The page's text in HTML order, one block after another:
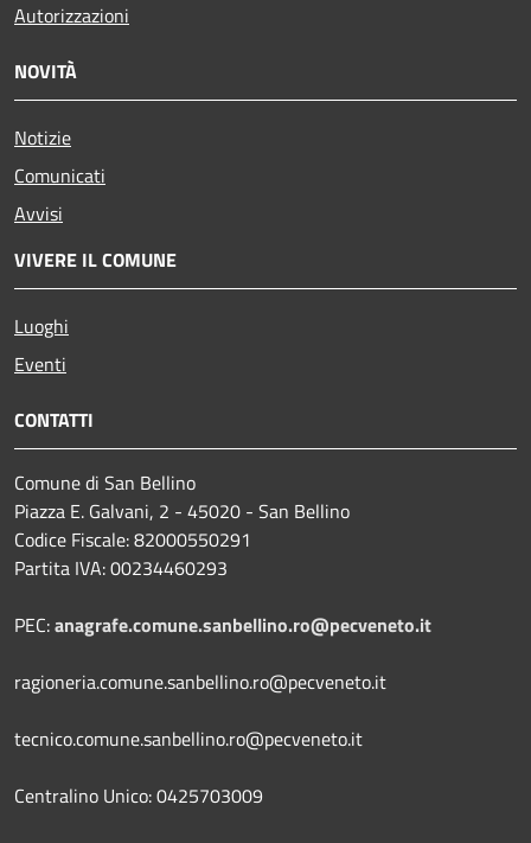
Autorizzazioni
NOVITÀ
Notizie
Comunicati
Avvisi
VIVERE IL COMUNE
Luoghi
Eventi
CONTATTI
Comune di San Bellino
Piazza E. Galvani, 2 - 45020 - San Bellino
Codice Fiscale: 82000550291
Partita IVA: 00234460293
PEC:anagrafe.comune.sanbellino.ro@pecveneto.it
ragioneria.comune.sanbellino.ro@pecveneto.it
tecnico.comune.sanbellino.ro@pecveneto.it
Centralino Unico: 0425703009